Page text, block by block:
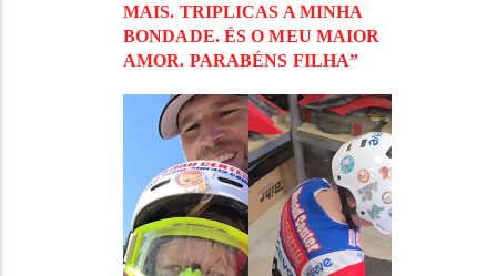
MAIS. TRIPLICAS A MINHA
BONDADE. ÉS O MEU MAIOR
AMOR. PARABÉNS FILHA”